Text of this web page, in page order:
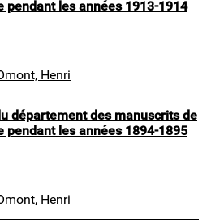
pendant les années 1913-1914
Henri
département des manuscrits de
pendant les années 1894-1895
Henri